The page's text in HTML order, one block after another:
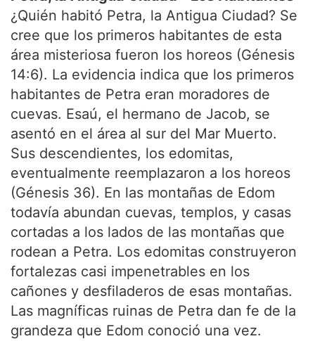
¿Quién habitó Petra, la Antigua Ciudad? Se
cree que los primeros habitantes de esta
área misteriosa fueron los horeos (Génesis
14:6). La evidencia indica que los primeros
habitantes de Petra eran moradores de
cuevas. Esaú, el hermano de Jacob, se
asentó en el área al sur del Mar Muerto.
Sus descendientes, los edomitas,
eventualmente reemplazaron a los horeos
(Génesis 36). En las montañas de Edom
todavía abundan cuevas, templos, y casas
cortadas a los lados de las montañas que
rodean a Petra. Los edomitas construyeron
fortalezas casi impenetrables en los
cañones y desfiladeros de esas montañas.
Las magníficas ruinas de Petra dan fe de la
grandeza que Edom conoció una vez.